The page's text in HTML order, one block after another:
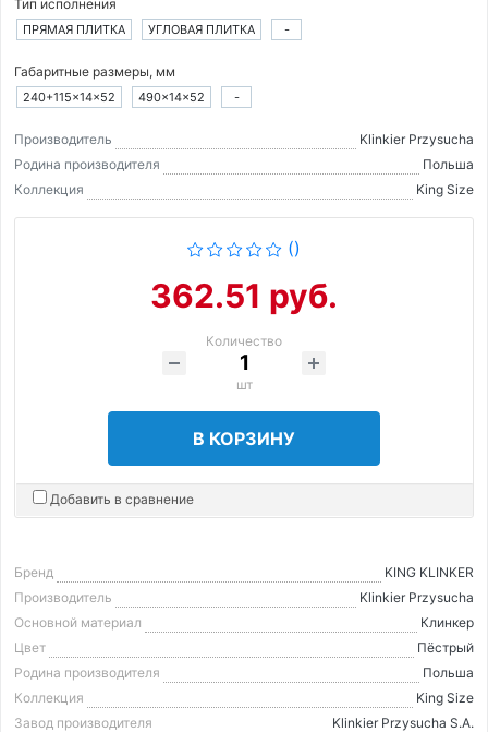
Тип исполнения
ПРЯМАЯ ПЛИТКА УГЛОВАЯ ПЛИТКА -
Габаритные размеры, мм
240+115×14×52 490×14×52 -
Производитель
Klinkier Przysucha
Родина производителя
Польша
Коллекция
King Size
()
362.51 руб.
Количество
шт
В КОРЗИНУ
Добавить в сравнение
Бренд
KING KLINKER
Производитель
Klinkier Przysucha
Основной материал
Клинкер
Цвет
Пёстрый
Родина производителя
Польша
Коллекция
King Size
Завод производителя
Klinkier Przysucha S.A.